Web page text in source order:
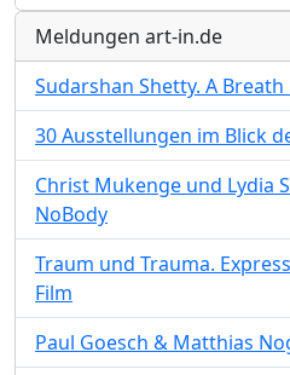
Meldungen art-in.de
Sudarshan Shetty. A
30 Ausstellungen im Blick
Christ Mukenge und Lydia
NoBody
Traum und Trauma.
Film
Paul Goesch & Matthias